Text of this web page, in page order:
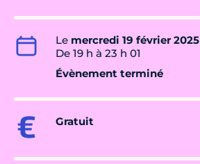
Le mercredi 19 février 2025
De 19 h à 23 h 01
Évènement terminé
Gratuit